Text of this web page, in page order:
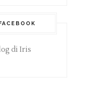
di Iris